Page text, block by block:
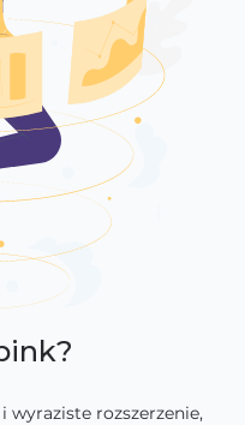
wyraziste rozszerzenie,